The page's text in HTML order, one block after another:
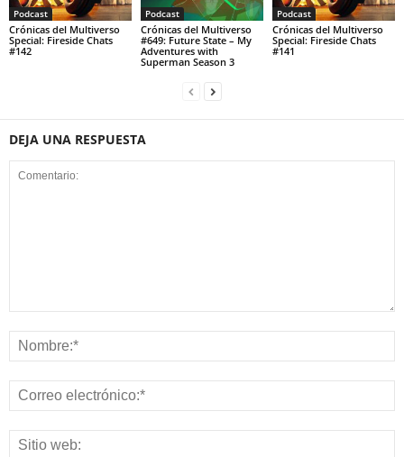
Podcast
Crónicas del Multiverso
Special: Fireside Chats
#142
Podcast
Crónicas del Multiverso
#649: Future State – My
Adventures with
Superman Season 3
Podcast
Crónicas del Multiverso
Special: Fireside Chats
#141
DEJA UNA RESPUESTA